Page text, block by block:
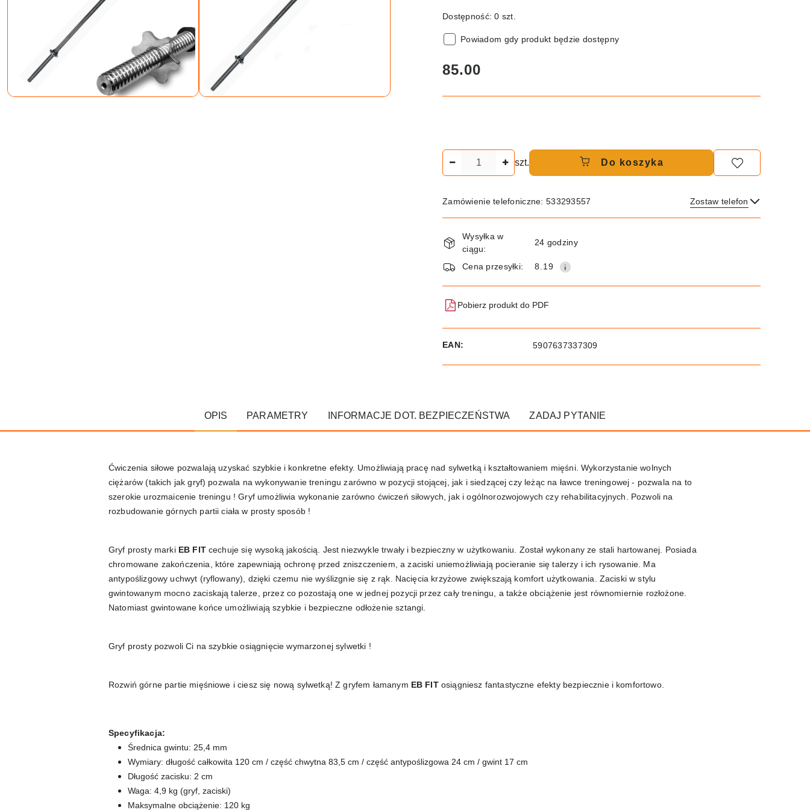
Dostępność:0 szt.
Powiadom gdy produkt będzie dostępny
cena:
85.00
szt. Do koszyka
Zamówienie telefoniczne: 533293557 Zostaw telefon
Wyślij
Dostępność
i
dostawa
Wysyłka w
ciągu:
24 godziny
Cena przesyłki: 8.19
Pobierz produkt do PDF
EAN: 5907637337309
OPIS PARAMETRY INFORMACJE DOT. BEZPIECZEŃSTWA ZADAJ PYTANIE
Ćwiczenia siłowe pozwalają uzyskać szybkie i konkretne efekty. Umożliwiają pracę nad sylwetką i kształtowaniem mięśni. Wykorzystanie wolnych
ciężarów (takich jak gryf) pozwala na wykonywanie treningu zarówno w pozycji stojącej, jak i siedzącej czy leżąc na ławce treningowej - pozwala na to
szerokie urozmaicenie treningu ! Gryf umożliwia wykonanie zarówno ćwiczeń siłowych, jak i ogólnorozwojowych czy rehabilitacyjnych. Pozwoli na
rozbudowanie górnych partii ciała w prosty sposób !
Gryf prosty marki EB FITcechuje się wysoką jakością. Jest niezwykle trwały i bezpieczny w użytkowaniu. Został wykonany ze stali hartowanej. Posiada
chromowane zakończenia, które zapewniają ochronę przed zniszczeniem, a zaciski uniemożliwiają pocieranie się talerzy i ich rysowanie. Ma
antypoślizgowy uchwyt (ryflowany), dzięki czemu nie wyślizgnie się z rąk. Nacięcia krzyżowe zwiększają komfort użytkowania. Zaciski w stylu
gwintowanym mocno zaciskają talerze, przez co pozostają one w jednej pozycji przez cały treningu, a także obciążenie jest równomiernie rozłożone.
Natomiast gwintowane końce umożliwiają szybkie i bezpieczne odłożenie sztangi.
Gryf prosty pozwoli Ci na szybkie osiągnięcie wymarzonej sylwetki !
Rozwiń górne partie mięśniowe i ciesz się nową sylwetką! Z gryfem łamanym EB FIT osiągniesz fantastyczne efekty bezpiecznie i komfortowo.
Specyfikacja:
Średnica gwintu: 25,4 mm
Wymiary: długość całkowita 120 cm / część chwytna 83,5 cm / część antypoślizgowa 24 cm / gwint 17 cm
Długość zacisku: 2 cm
Waga: 4,9 kg (gryf, zaciski)
Maksymalne obciążenie: 120 kg